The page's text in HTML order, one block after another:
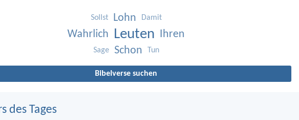
Sollst Lohn Damit
Wahrlich Leuten Ihren
Sage Schon Tun
Bibelverse suchen
des Tages